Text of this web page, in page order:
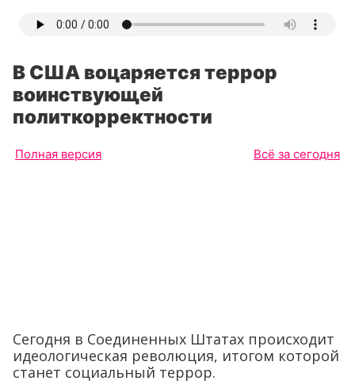
В США воцаряется террор
воинствующей
политкорректности
Полная версия Всё за сегодня
Сегодня в Соединенных Штатах происходит
идеологическая революция, итогом которой
станет социальный террор.